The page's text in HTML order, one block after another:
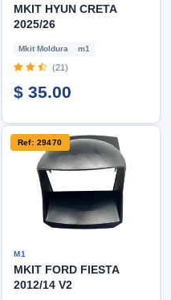
MKIT HYUN CRETA
2025/26
Mkit Moldura m1
(21)
$ 35.00
Ref: 29470
M1
MKIT FORD FIESTA
2012/14 V2